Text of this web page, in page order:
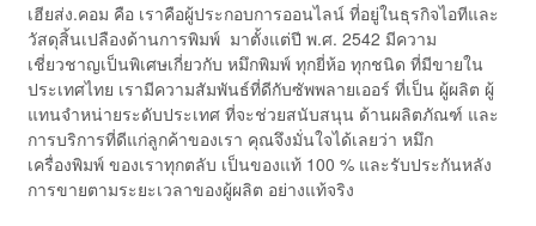
เฮียส่ง.คอม คือ เราคือผู้ประกอบการออนไลน์ ที่อยู่ในธุรกิจไอทีและ
วัสดุสิ้นเปลืองด้านการพิมพ์ มาตั้งแต่ปี พ.ศ. 2542 มีความ
เชี่ยวชาญเป็นพิเศษเกี่ยวกับ หมึกพิมพ์ ทุกยี่ห้อ ทุกชนิด ที่มีขายใน
ประเทศไทย เรามีความสัมพันธ์ที่ดีกับซัพพลายเออร์ ที่เป็น ผู้ผลิต ผู้
แทนจำหน่ายระดับประเทศ ที่จะช่วยสนับสนุน ด้านผลิตภัณฑ์ และ
การบริการที่ดีแก่ลูกค้าของเรา คุณจึงมั่นใจได้เลยว่า หมึก
เครื่องพิมพ์ ของเราทุกตลับ เป็นของแท้ 100 % และรับประกันหลัง
การขายตามระยะเวลาของผู้ผลิต อย่างแท้จริง